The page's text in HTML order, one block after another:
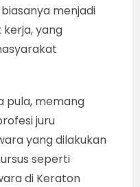
menjadi
yang
pula, memang
juru
yang dilakukan
seperti
di Keraton